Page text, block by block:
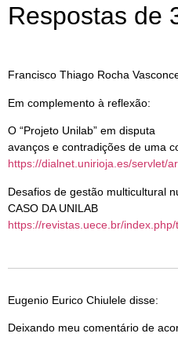
Respostas de
Francisco Thiago Rocha
Em complemento à reflexão:
O “Projeto Unilab” em disputa
avanços e contradições de uma
https://dialnet.unirioja.es/servlet/
Desafios de gestão multicultural
CASO DA UNILAB
https://revistas.uece.br/
Eugenio Eurico Chiulele disse:
Deixando meu comentário de